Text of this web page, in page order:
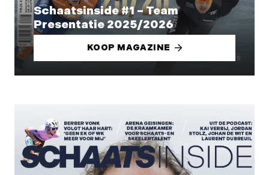
Schaatsinside #1 – Team
Presentatie 2025/2026
KOOP MAGAZINE